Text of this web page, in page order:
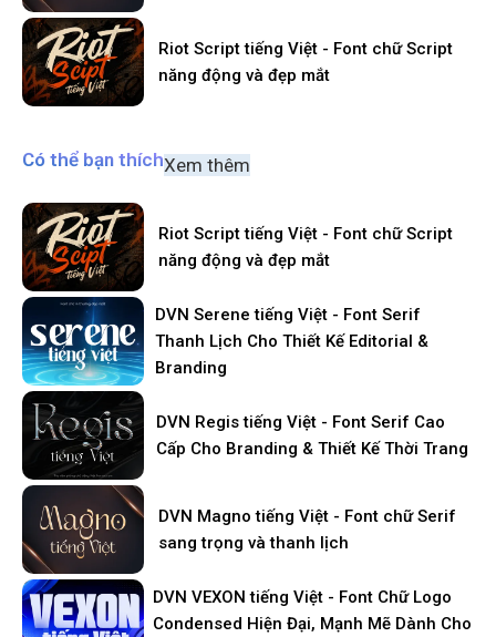
Riot Script tiếng Việt - Font chữ Script
năng động và đẹp mắt
Có thể bạn thíchXem thêm
Riot Script tiếng Việt - Font chữ Script
năng động và đẹp mắt
DVN Serene tiếng Việt - Font Serif
Thanh Lịch Cho Thiết Kế Editorial &
Branding
DVN Regis tiếng Việt - Font Serif Cao
Cấp Cho Branding & Thiết Kế Thời Trang
DVN Magno tiếng Việt - Font chữ Serif
sang trọng và thanh lịch
DVN VEXON tiếng Việt - Font Chữ Logo
Condensed Hiện Đại, Mạnh Mẽ Dành Cho